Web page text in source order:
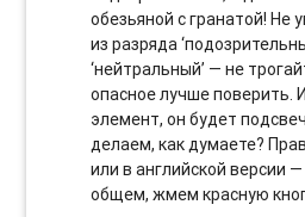
обезьяной с гранатой! Не
из разряда
‘нейтральный’ — не
опасное лучше поверить.
элемент, он будет
делаем, как думаете?
или в английской версии
общем, жмем красную